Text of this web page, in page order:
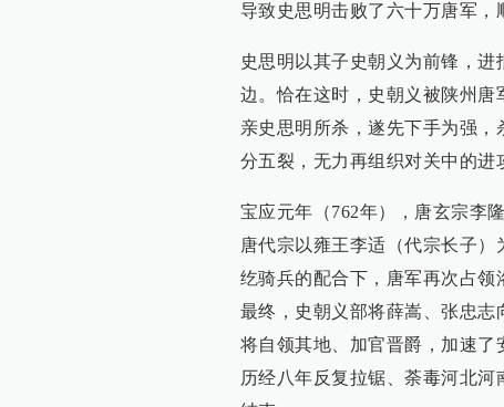
导致史思明击败了六十万唐军，
史思明以其子史朝义为前锋，
边。恰在这时，史朝义被陕州
亲史思明所杀，遂先下手为强
分五裂，无力再组织对关中的进
宝应元年（762年），唐玄宗李
唐代宗以雍王李适（代宗长子
纥骑兵的配合下，唐军再次占领
最终，史朝义部将薛嵩、张忠
将自领其地、加官晋爵，加速了
历经八年反复拉锯、荼毒河北